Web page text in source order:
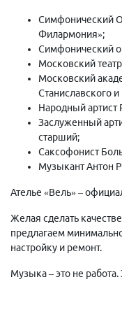
Симфонический
Филармония»;
Симфонический
Московский
Московский
Станиславского
Народный артист
Заслуженный
старший;
Саксофонист
Музыкант Антон
Ателье «Вель» –
Желая сделать
предлагаем
настройку и ремонт.
Музыка – это не